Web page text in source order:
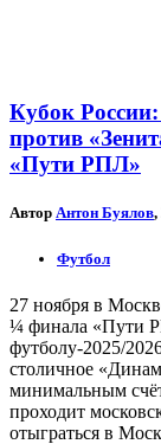
Кубок
против
«Пути РПЛ»
Автор Антон Буялов,
Футбол
27 ноября в
¼ финала «Пути
футболу-2025/
столичное
минимальным
проходит
отыграться в